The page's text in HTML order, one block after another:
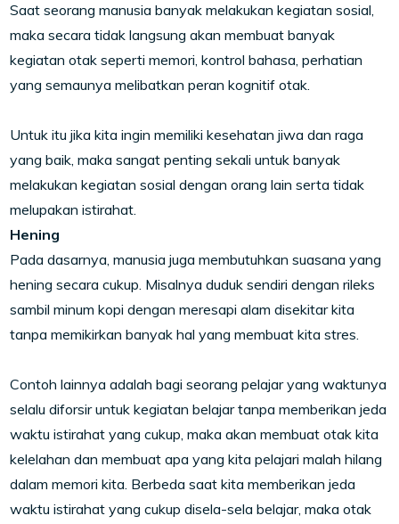
Saat seorang manusia banyak melakukan kegiatan sosial,
maka secara tidak langsung akan membuat banyak
kegiatan otak seperti memori, kontrol bahasa, perhatian
yang semaunya melibatkan peran kognitif otak.
Untuk itu jika kita ingin memiliki kesehatan jiwa dan raga
yang baik, maka sangat penting sekali untuk banyak
melakukan kegiatan sosial dengan orang lain serta tidak
melupakan istirahat.
Hening
Pada dasarnya, manusia juga membutuhkan suasana yang
hening secara cukup. Misalnya duduk sendiri dengan rileks
sambil minum kopi dengan meresapi alam disekitar kita
tanpa memikirkan banyak hal yang membuat kita stres.
Contoh lainnya adalah bagi seorang pelajar yang waktunya
selalu diforsir untuk kegiatan belajar tanpa memberikan jeda
waktu istirahat yang cukup, maka akan membuat otak kita
kelelahan dan membuat apa yang kita pelajari malah hilang
dalam memori kita. Berbeda saat kita memberikan jeda
waktu istirahat yang cukup disela-sela belajar, maka otak